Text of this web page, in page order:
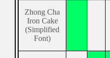
Zhong Cha
Iron Cake
(Simplified
Font)